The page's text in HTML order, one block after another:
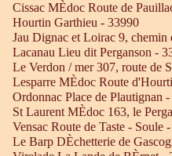
Cissac MÈdoc Route de
Hourtin Garthieu - 33990
Jau Dignac et Loirac 9, chemin
Lacanau Lieu dit Perganson -
Le Verdon / mer 307, route de
Lesparre MÈdoc Route
Ordonnac Place de Plautignan
St Laurent MÈdoc 163, le
Vensac Route de Taste - Soule
Le Barp DÈchetterie de